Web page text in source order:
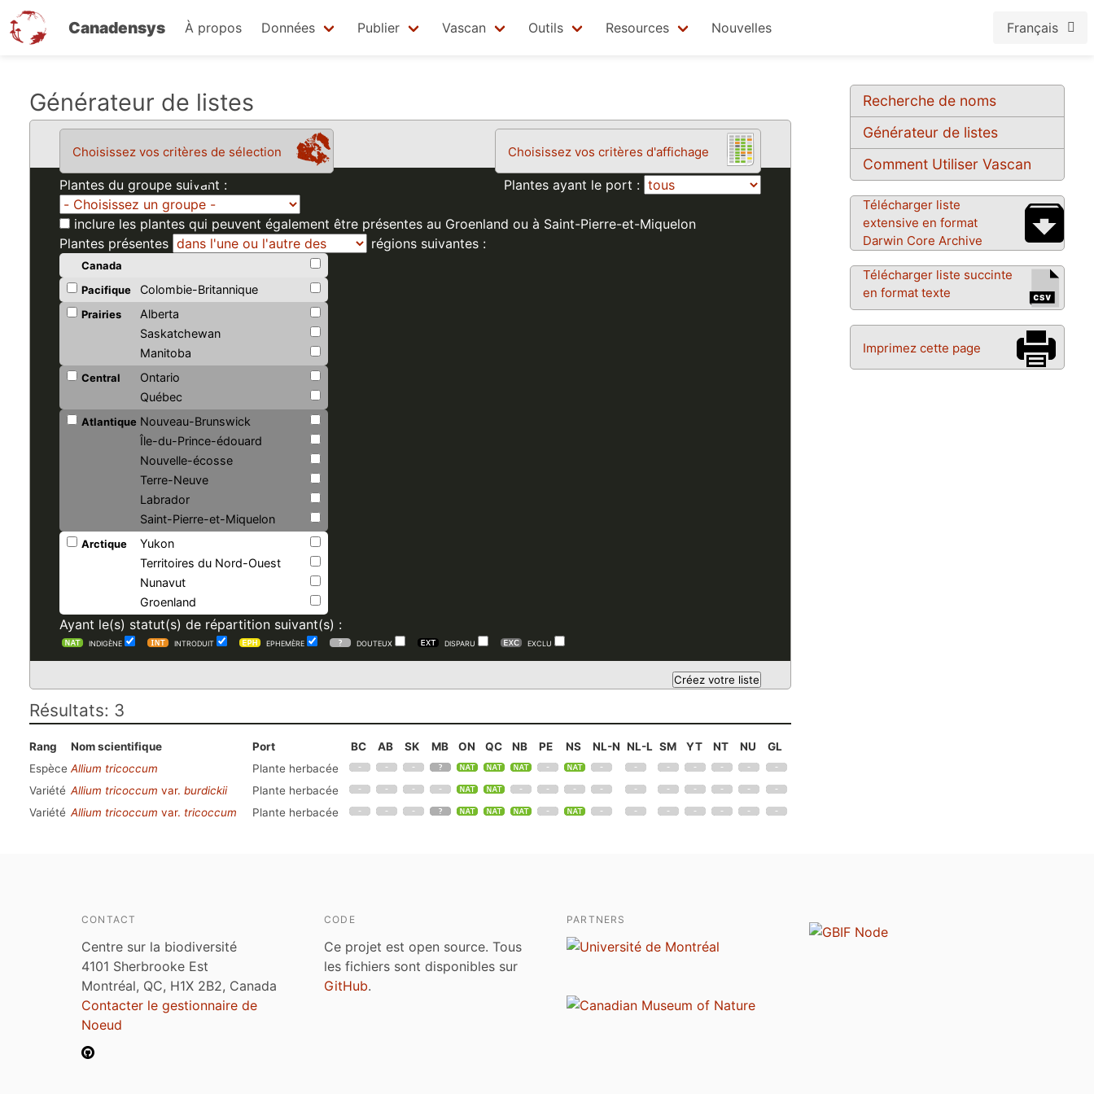
Canadensys À propos Données Publier Vascan Outils Resources Nouvelles Français
Recherche de noms
Générateur de listes
Comment Utiliser Vascan
Télécharger liste
extensive en format
Darwin Core Archive
Télécharger liste succinte
en format texte
Imprimez cette page
Générateur de listes
Choisissez vos critères de sélection Choisissez vos critères d'affichage
Plantes ayant le port :
Plantes du groupe suivant :
inclure les plantes qui peuvent également être présentes au Groenland ou à Saint-Pierre-et-Miquelon
Plantes présentes
régions suivantes :
Canada
Pacifique
Colombie-Britannique
Prairies
Alberta
Saskatchewan
Manitoba
Central
Ontario
Québec
Atlantique Nouveau-Brunswick
Île-du-Prince-édouard
Nouvelle-écosse
Terre-Neuve
Labrador
Saint-Pierre-et-Miquelon
Arctique
Yukon
Territoires du Nord-Ouest
Nunavut
Groenland
Ayant le(s) statut(s) de répartition suivant(s) :
INDIGÈNE INTRODUIT EPHEMÈRE DOUTEUX DISPARU EXCLU
Résultats: 3
Rang Nom scientifique Port BC AB SK MB ON QC NB PE NS NL-N NL-L SM YT NT NU
GL
Espèce Allium tricoccum
Plante herbacée
Variété Allium tricoccum var. burdickii
Plante herbacée
Variété Allium tricoccum var. tricoccum Plante herbacée
CONTACT
Centre sur la biodiversité
4101 Sherbrooke Est
Montréal, QC, H1X 2B2, Canada
Contacter le gestionnaire de
Noeud
CODE
Ce projet est open source. Tous
les fichiers sont disponibles sur
GitHub.
PARTNERS